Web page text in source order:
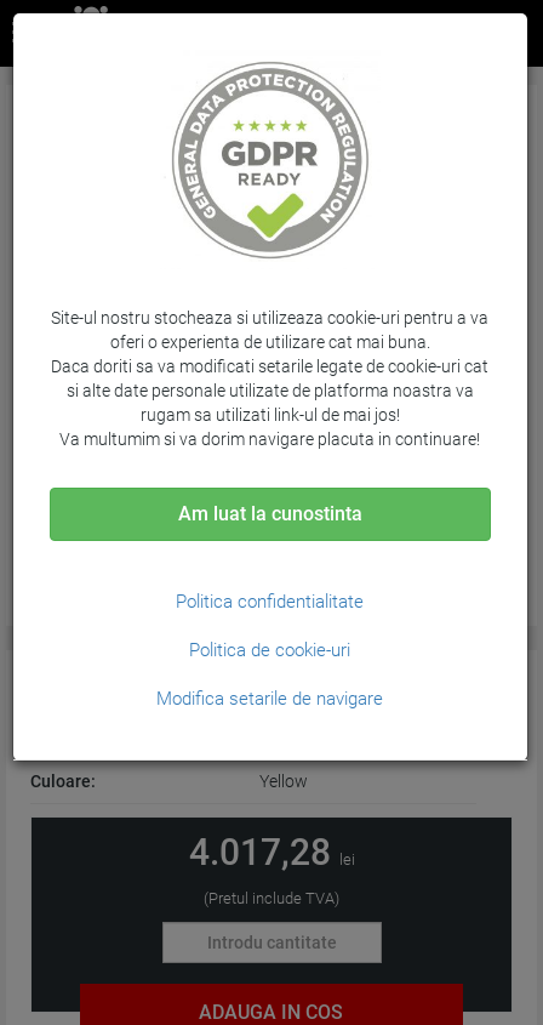
Tripack Cartus Yellow Nr.91 C9485A 3X775Ml
Original Hp Designjet Z6100
Brand: HP / Cod: C9485A
CARACTERISTICI GENERALE:
Culoare: Yellow
4.017,28 lei
(Pretul include TVA)
ADAUGA IN COS
Site-ul nostru stocheaza si utilizeaza cookie-uri pentru a va
oferi o experienta de utilizare cat mai buna.
Daca doriti sa va modificati setarile legate de cookie-uri cat
si alte date personale utilizate de platforma noastra va
rugam sa utilizati link-ul de mai jos!
Va multumim si va dorim navigare placuta in continuare!
Am luat la cunostinta
Politica confidentialitate
Politica de cookie-uri
Modifica setarile de navigare